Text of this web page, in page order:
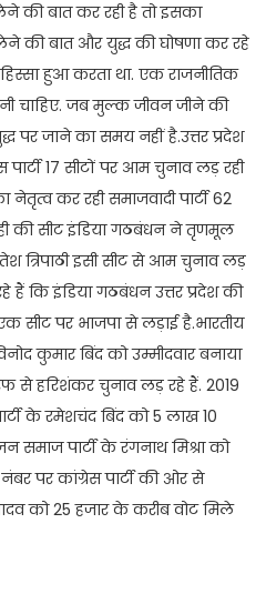
की बात कर रही है तो इसका
बात और युद्ध की घोषणा कर रहे
हुआ करता था. एक राजनीतिक
चाहिए. जब मुल्क जीवन जीने की
पर जाने का समय नहीं है.उत्तर प्रदेश
17 सीटों पर आम चुनाव लड़ रही
कर रही समाजवादी पार्टी 62
की सीट इंडिया गठबंधन ने तृणमूल
त्रिपाठी इसी सीट से आम चुनाव लड़
हैं कि इंडिया गठबंधन उत्तर प्रदेश की
सीट पर भाजपा से लड़ाई है.भारतीय
कुमार बिंद को उम्मीदवार बनाया
से हरिशंकर चुनाव लड़ रहे हैं. 2019
के रमेशचंद बिंद को 5 लाख 10
समाज पार्टी के रंगनाथ मिश्रा को
पर कांग्रेस पार्टी की ओर से
को 25 हजार के करीब वोट मिले